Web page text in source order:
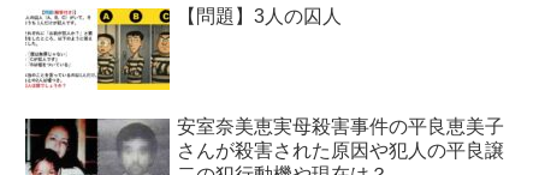
【問題】3人の囚人
安室奈美恵実母殺害事件の平良恵美子
さんが殺害された原因や犯人の平良譲